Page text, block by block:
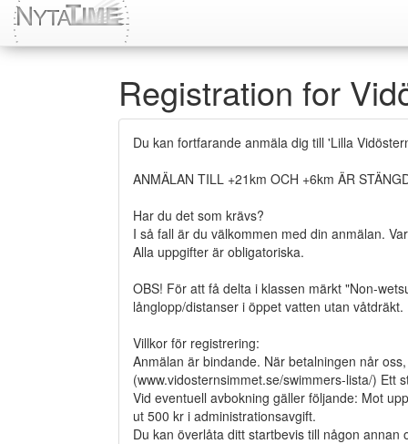
Registration for
Du kan fortfarande anmäla dig till 'Lilla
ANMÄLAN TILL +21km OCH +6km ÄR
Har du det som krävs?
I så fall är du välkommen med din anmälan.
Alla uppgifter är obligatoriska.
OBS! För att få delta i klassen märkt "Non-
långlopp/distanser i öppet vatten utan våtdräkt.
Villkor för registrering:
Anmälan är bindande. När betalningen når
(www.vidosternsimmet.se/swimmers-lista/) Ett
Vid eventuell avbokning gäller följande: Mot
ut 500 kr i administrationsavgift.
Du kan överlåta ditt startbevis till någon